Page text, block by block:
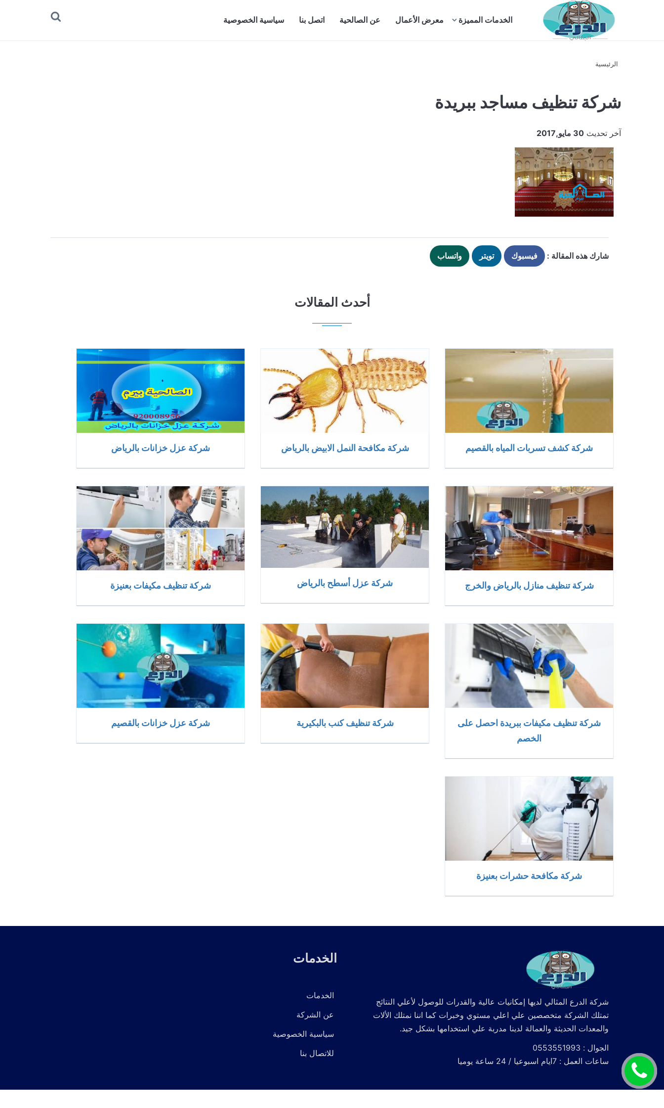
بحث الخدمات المميزة معرض الأعمال عن الصالحية اتصل بنا سياسية الخصوصية
الرئيسية
شركة تنظيف مساجد ببريدة
آخر تحديث 30 مايو,2017
شارك هذه المقالة : فيسبوك تويتر واتساب
أحدث المقالات
شركة كشف تسربات المياه بالقصيم شركة مكافحة النمل الابيض بالرياض شركة عزل خزانات بالرياض
شركة تنظيف منازل بالرياض والخرج شركة عزل أسطح بالرياض شركة تنظيف مكيفات بعنيزة
شركة تنظيف مكيفات ببريدة احصل على
الخصم
شركة تنظيف كنب بالبكيرية شركة عزل خزانات بالقصيم
شركة مكافحة حشرات بعنيزة
شركة الدرع المثالي لديها إمكانيات عالية والقدرات للوصول لأعلي النتائج
تمتلك الشركة متخصصين علي اعلي مستوي وخبرات كما اننا نمتلك الألات
والمعدات الحديثة والعمالة لدينا مدربة علي استخدامها بشكل جيد.
الجوال : 0553551993
ساعات العمل : 7ايام اسبوعيا / 24 ساعة يوميا
الخدمات
الخدمات
عن الشركة
سياسية الخصوصية
للاتصال بنا
اتصل